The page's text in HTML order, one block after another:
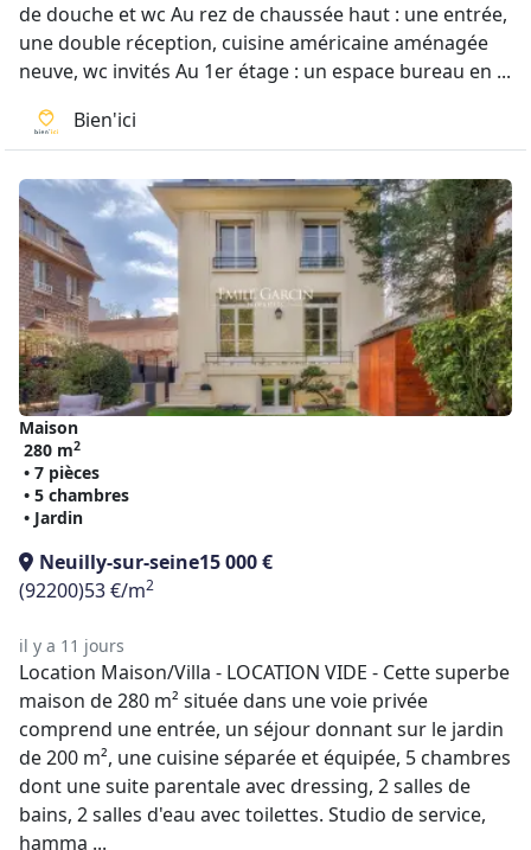
de douche et wc Au rez de chaussée haut : une entrée,
une double réception, cuisine américaine aménagée
neuve, wc invités Au 1er étage : un espace bureau en ...
Bien'ici
Maison
280 m2
• 7 pièces
• 5 chambres
• Jardin
Neuilly-sur-seine15 000 €
(92200)53 €/m2
il y a 11 jours
Location Maison/Villa - LOCATION VIDE - Cette superbe
maison de 280 m² située dans une voie privée
comprend une entrée, un séjour donnant sur le jardin
de 200 m², une cuisine séparée et équipée, 5 chambres
dont une suite parentale avec dressing, 2 salles de
bains, 2 salles d'eau avec toilettes. Studio de service,
hamma ...